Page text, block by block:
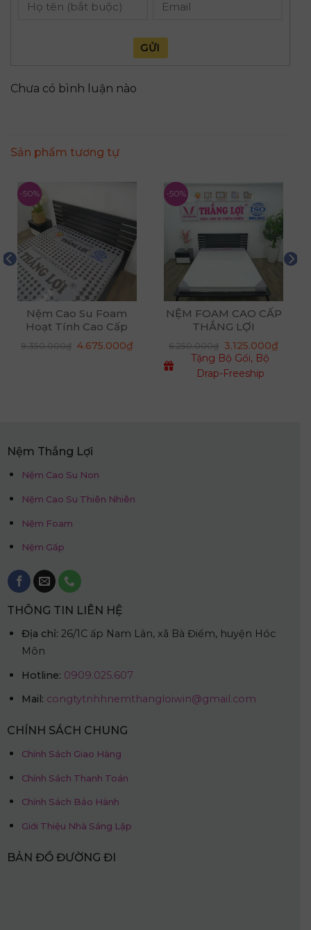
GỬI
Chưa có bình luận nào
Sản phẩm tương tự
-50%
Nệm Cao Su Foam
Hoạt Tính Cao Cấp
1m8 x 2m x 15cm
9.350.000₫ Giá
4.675.000₫Giá
-50%
NỆM FOAM CAO CẤP
THẮNG LỢI
6.250.000₫ 3.125.000₫
Tặng Bộ Gối, Bộ
Drap-Freeship
Nệm Thắng Lợi
Nệm Cao Su Non
Nệm Cao Su Thiên Nhiên
Nệm Foam
Nệm Gấp
THÔNG TIN LIÊN HỆ
Địa chỉ: 26/1C ấp Nam Lân, xã Bà Điểm, huyện Hóc
Môn
Hotline: 0909.025.607
Mail: congtytnhhnemthangloiwin@gmail.com
CHÍNH SÁCH CHUNG
Chính Sách Giao Hàng
Chính Sách Thanh Toán
Chính Sách Bảo Hành
Giới Thiệu Nhà Sáng Lập
BẢN ĐỒ ĐƯỜNG ĐI